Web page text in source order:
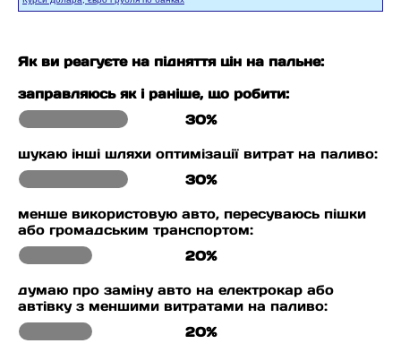
Як ви реагуєте на підняття цін на пальне:
заправляюсь як і раніше, що робити:
30%
шукаю інші шляхи оптимізації витрат на паливо:
30%
менше використовую авто, пересуваюсь пішки
або громадським транспортом:
20%
думаю про заміну авто на електрокар або
автівку з меншими витратами на паливо:
20%